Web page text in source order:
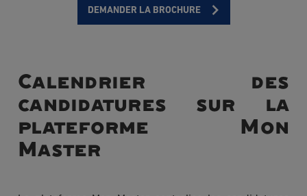
DEMANDER LA BROCHURE
Calendrier des
candidatures sur la
plateforme Mon
Master